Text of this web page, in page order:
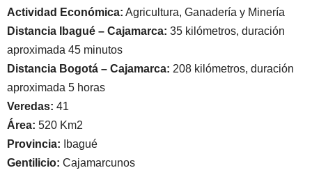
Actividad Económica: Agricultura, Ganadería y Minería
Distancia Ibagué – Cajamarca: 35 kilómetros, duración
aproximada 45 minutos
Distancia Bogotá – Cajamarca: 208 kilómetros, duración
aproximada 5 horas
Veredas: 41
Área: 520 Km2
Provincia: Ibagué
Gentilicio: Cajamarcunos